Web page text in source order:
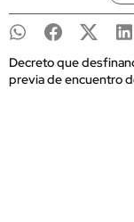
Decreto que
previa de encuentro